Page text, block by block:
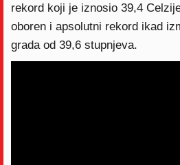
rekord koji je iznosio 39,4
oboren i apsolutni rekord ikad
grada od 39,6 stupnjeva.